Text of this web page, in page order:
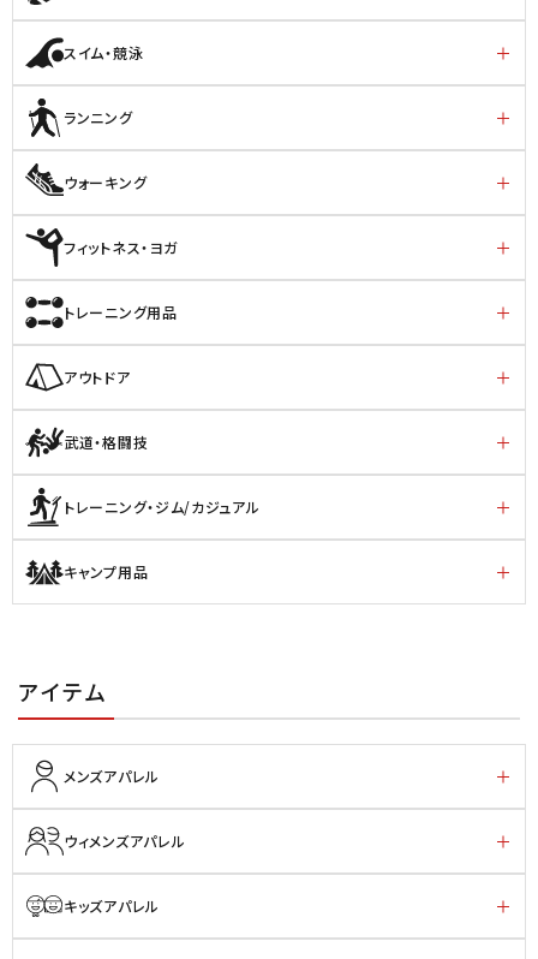
スイム・競泳
ランニング
ウォーキング
フィットネス・ヨガ
トレーニング用品
アウトドア
武道・格闘技
トレーニング・ジム/カジュアル
キャンプ用品
アイテム
メンズアパレル
ウィメンズアパレル
キッズアパレル